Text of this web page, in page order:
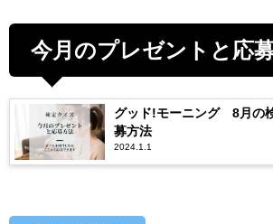
今月のプレゼントと応
グッド!モーニング 8月の
募方法
2024.1.1